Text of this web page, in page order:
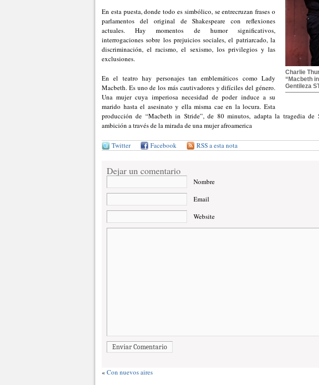
Charlie
“Macbeth
Gentileza
En esta puesta, donde todo es simbólico, se entrecruzan frases o
parlamentos del original de Shakespeare con reflexiones
actuales. Hay momentos de humor significativos,
interrogaciones sobre los prejuicios sociales, el patriarcado, la
discriminación, el racismo, el sexismo, los privilegios y las
exclusiones.
En el teatro hay personajes tan emblemáticos como Lady
Macbeth. Es uno de los más cautivadores y difíciles del género.
Una mujer cuya imperiosa necesidad de poder induce a su
marido hasta el asesinato y ella misma cae en la locura. Esta
producción de “Macbeth in Stride”, de 80 minutos, adapta la tragedia de
ambición a través de la mirada de una mujer afroamerica
Twitter Facebook RSS a esta nota
Dejar un comentario
Nombre
Email
Website
Enviar Comentario
« Con nuevos aires